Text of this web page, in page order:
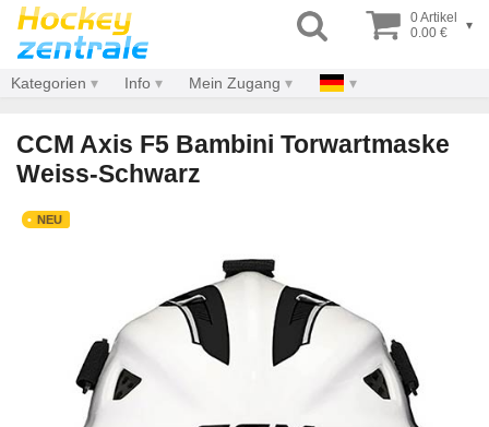
0 Artikel
0.00 €
▾
Kategorien Info Mein Zugang
CCM Axis F5 Bambini Torwartmaske
Weiss-Schwarz
NEU